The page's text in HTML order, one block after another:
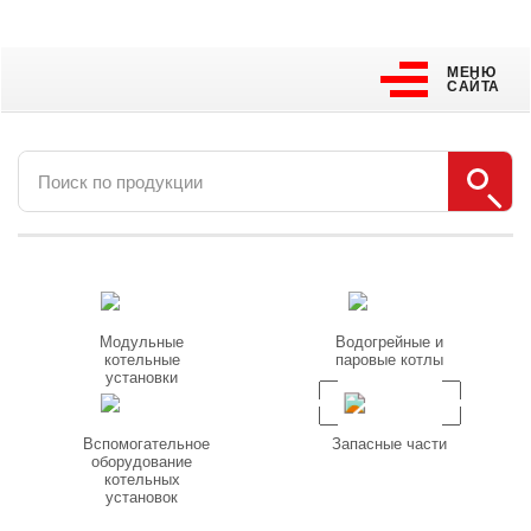
САЙТА
МЕНЮ
САЙТА
Модульные
котельные
установки
Водогрейные и
паровые котлы
Вспомогательное
оборудование
котельных
установок
Запасные части